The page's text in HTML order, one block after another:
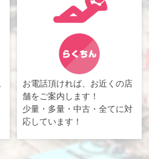
お電話頂ければ、お近くの店
舗をご案内します！
少量・多量・中古・全てに対
応しています！